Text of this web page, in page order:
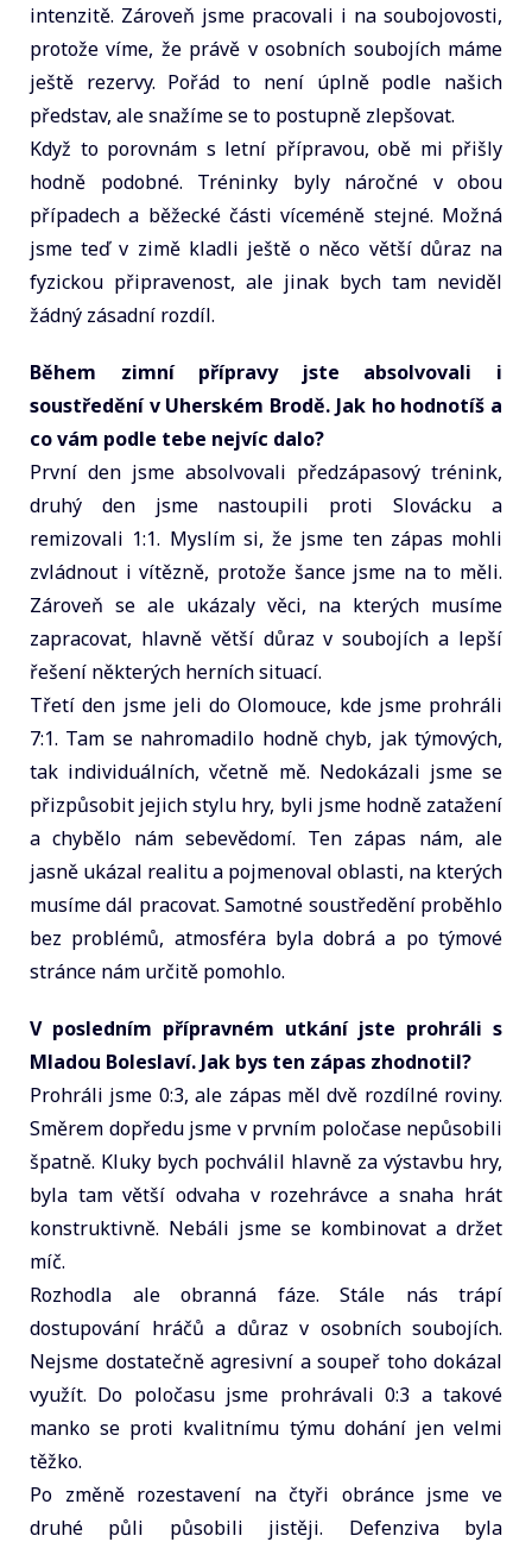
intenzitě. Zároveň jsme pracovali i na soubojovosti,
protože víme, že právě v osobních soubojích máme
ještě rezervy. Pořád to není úplně podle našich
představ, ale snažíme se to postupně zlepšovat.
Když to porovnám s letní přípravou, obě mi přišly
hodně podobné. Tréninky byly náročné v obou
případech a běžecké části víceméně stejné. Možná
jsme teď v zimě kladli ještě o něco větší důraz na
fyzickou připravenost, ale jinak bych tam neviděl
žádný zásadní rozdíl.
Během zimní přípravy jste absolvovali i
soustředění v Uherském Brodě. Jak ho hodnotíš a
co vám podle tebe nejvíc dalo?
První den jsme absolvovali předzápasový trénink,
druhý den jsme nastoupili proti Slovácku a
remizovali 1:1. Myslím si, že jsme ten zápas mohli
zvládnout i vítězně, protože šance jsme na to měli.
Zároveň se ale ukázaly věci, na kterých musíme
zapracovat, hlavně větší důraz v soubojích a lepší
řešení některých herních situací.
Třetí den jsme jeli do Olomouce, kde jsme prohráli
7:1. Tam se nahromadilo hodně chyb, jak týmových,
tak individuálních, včetně mě. Nedokázali jsme se
přizpůsobit jejich stylu hry, byli jsme hodně zatažení
a chybělo nám sebevědomí. Ten zápas nám, ale
jasně ukázal realitu a pojmenoval oblasti, na kterých
musíme dál pracovat. Samotné soustředění proběhlo
bez problémů, atmosféra byla dobrá a po týmové
stránce nám určitě pomohlo.
V posledním přípravném utkání jste prohráli s
Mladou Boleslaví. Jak bys ten zápas zhodnotil?
Prohráli jsme 0:3, ale zápas měl dvě rozdílné roviny.
Směrem dopředu jsme v prvním poločase nepůsobili
špatně. Kluky bych pochválil hlavně za výstavbu hry,
byla tam větší odvaha v rozehrávce a snaha hrát
konstruktivně. Nebáli jsme se kombinovat a držet
míč.
Rozhodla ale obranná fáze. Stále nás trápí
dostupování hráčů a důraz v osobních soubojích.
Nejsme dostatečně agresivní a soupeř toho dokázal
využít. Do poločasu jsme prohrávali 0:3 a takové
manko se proti kvalitnímu týmu dohání jen velmi
těžko.
Po změně rozestavení na čtyři obránce jsme ve
druhé půli působili jistěji. Defenziva byla